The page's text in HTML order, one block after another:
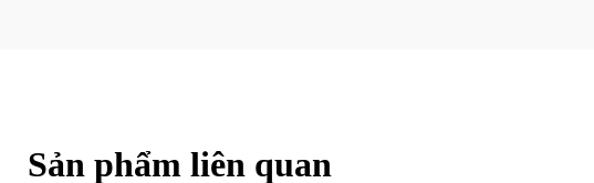
Sản phẩm liên quan